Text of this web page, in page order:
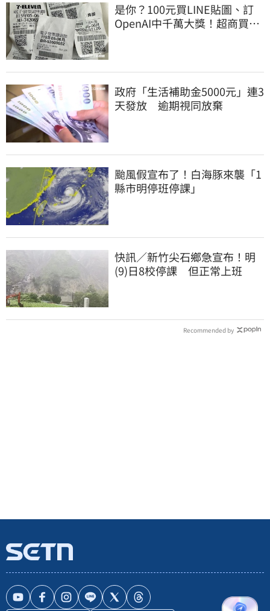
是你？100元買LINE貼圖、訂
OpenAI中千萬大獎！超商買10
政府「生活補助金5000元」連3
天發放 逾期視同放棄
颱風假宣布了！白海豚來襲「1
縣市明停班停課」
快訊／新竹尖石鄉急宣布！明
(9)日8校停課 但正常上班
Recommended by